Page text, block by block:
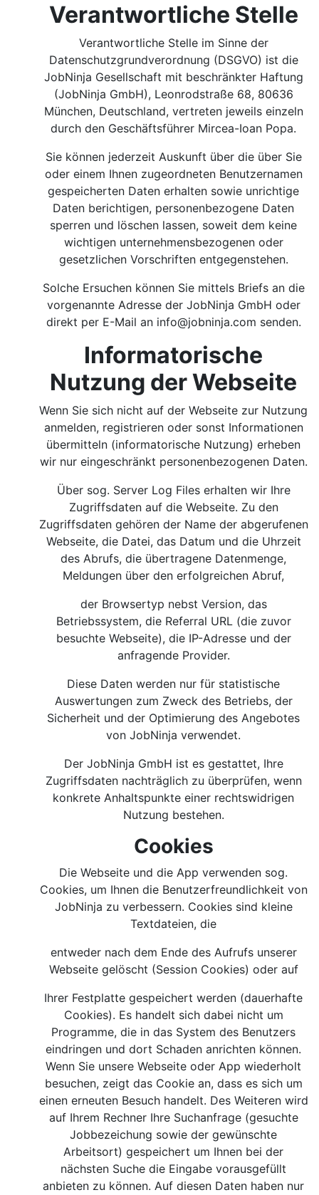
Verantwortliche Stelle
Verantwortliche Stelle im Sinne der
Datenschutzgrundverordnung (DSGVO) ist die
JobNinja Gesellschaft mit beschränkter Haftung
(JobNinja GmbH), Leonrodstraße 68, 80636
München, Deutschland, vertreten jeweils einzeln
durch den Geschäftsführer Mircea-Ioan Popa.
Sie können jederzeit Auskunft über die über Sie
oder einem Ihnen zugeordneten Benutzernamen
gespeicherten Daten erhalten sowie unrichtige
Daten berichtigen, personenbezogene Daten
sperren und löschen lassen, soweit dem keine
wichtigen unternehmensbezogenen oder
gesetzlichen Vorschriften entgegenstehen.
Solche Ersuchen können Sie mittels Briefs an die
vorgenannte Adresse der JobNinja GmbH oder
direkt per E-Mail an info@jobninja.com senden.
Informatorische
Nutzung der Webseite
Wenn Sie sich nicht auf der Webseite zur Nutzung
anmelden, registrieren oder sonst Informationen
übermitteln (informatorische Nutzung) erheben
wir nur eingeschränkt personenbezogenen Daten.
Über sog. Server Log Files erhalten wir Ihre
Zugriffsdaten auf die Webseite. Zu den
Zugriffsdaten gehören der Name der abgerufenen
Webseite, die Datei, das Datum und die Uhrzeit
des Abrufs, die übertragene Datenmenge,
Meldungen über den erfolgreichen Abruf,
der Browsertyp nebst Version, das
Betriebssystem, die Referral URL (die zuvor
besuchte Webseite), die IP-Adresse und der
anfragende Provider.
Diese Daten werden nur für statistische
Auswertungen zum Zweck des Betriebs, der
Sicherheit und der Optimierung des Angebotes
von JobNinja verwendet.
Der JobNinja GmbH ist es gestattet, Ihre
Zugriffsdaten nachträglich zu überprüfen, wenn
konkrete Anhaltspunkte einer rechtswidrigen
Nutzung bestehen.
Cookies
Die Webseite und die App verwenden sog.
Cookies, um Ihnen die Benutzerfreundlichkeit von
JobNinja zu verbessern. Cookies sind kleine
Textdateien, die
entweder nach dem Ende des Aufrufs unserer
Webseite gelöscht (Session Cookies) oder auf
Ihrer Festplatte gespeichert werden (dauerhafte
Cookies). Es handelt sich dabei nicht um
Programme, die in das System des Benutzers
eindringen und dort Schaden anrichten können.
Wenn Sie unsere Webseite oder App wiederholt
besuchen, zeigt das Cookie an, dass es sich um
einen erneuten Besuch handelt. Des Weiteren wird
auf Ihrem Rechner Ihre Suchanfrage (gesuchte
Jobbezeichung sowie der gewünschte
Arbeitsort) gespeichert um Ihnen bei der
nächsten Suche die Eingabe vorausgefüllt
anbieten zu können. Auf diesen Daten haben nur